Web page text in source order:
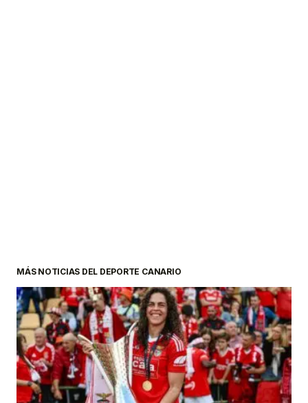
MÁS NOTICIAS DEL DEPORTE CANARIO